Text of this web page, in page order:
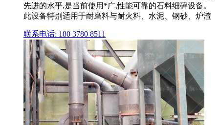
先进的水平,是当前使用*广,性能可靠的石料细碎设备。
此设备特别适用于耐磨料与耐火料、水泥、钢砂、炉渣
联系电话: 180 3780 8511